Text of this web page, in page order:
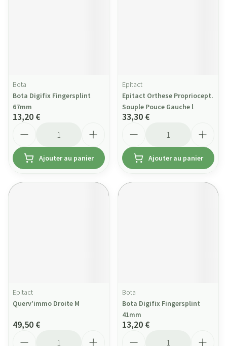
Bota
Bota Digifix Fingersplint
67mm
13,20 €
Ajouter au panier
Epitact
Epitact Orthese Propriocept.
Souple Pouce Gauche l
33,30 €
Ajouter au panier
Epitact
Querv'immo Droite M
49,50 €
Bota
Bota Digifix Fingersplint
41mm
13,20 €